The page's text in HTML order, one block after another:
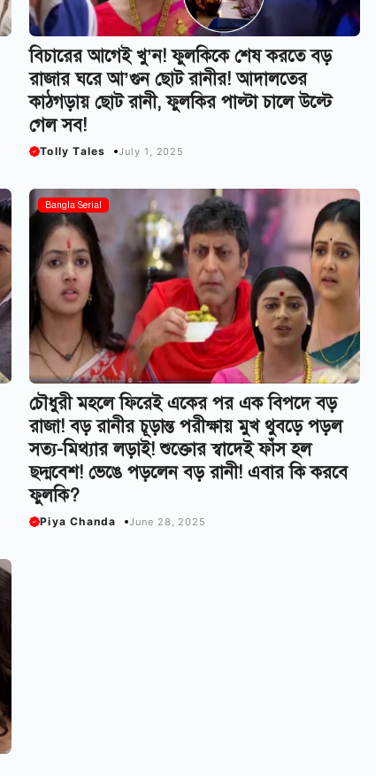
বিচারের আগেই খু’ন! ফুলকিকে শেষ করতে বড়
রাজার ঘরে আ’গুন ছোট রানীর! আদালতের
কাঠগড়ায় ছোট রানী, ফুলকির পাল্টা চালে উল্টে
গেল সব!
Tolly Tales July 1, 2025
Bangla Serial
চৌধুরী মহলে ফিরেই একের পর এক বিপদে বড়
রাজা! বড় রানীর চূড়ান্ত পরীক্ষায় মুখ থুবড়ে পড়ল
সত্য-মিথ্যার লড়াই! শুক্তোর স্বাদেই ফাঁস হল
ছদ্মবেশ! ভেঙে পড়লেন বড় রানী! এবার কি করবে
ফুলকি?
Piya Chanda June 28, 2025